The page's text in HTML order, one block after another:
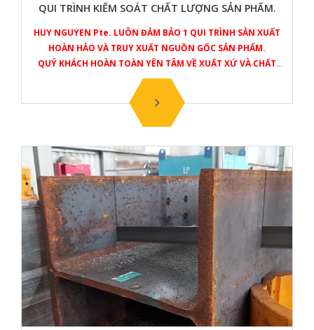
QUI TRÌNH KIỂM SOÁT CHẤT LƯỢNG SẢN PHẨM.
HUY NGUYEN Pte. LUÔN ĐẢM BẢO 1 QUI TRÌNH SẢN XUẤT
HOÀN HẢO VÀ TRUY XUẤT NGUỒN GỐC SẢN PHẨM.
QUÝ KHÁCH HOÀN TOÀN YÊN TÂM VỀ XUẤT XỨ VÀ CHẤT
LƯỢNG SẢN PHẨM